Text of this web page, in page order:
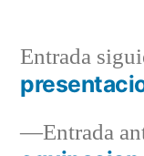
deEntrada
Entrada